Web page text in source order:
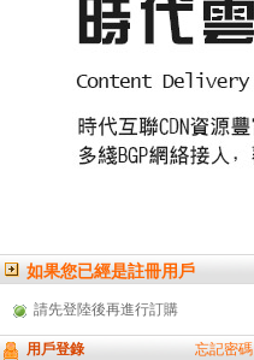
如果您已經是註冊用戶
請先登陸後再進行訂購
用戶登錄 忘記密碼